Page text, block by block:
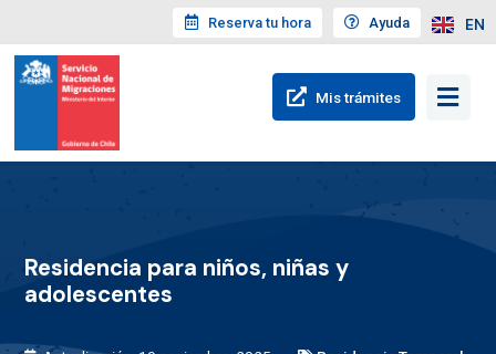
Reserva tu hora Ayuda EN
Mis trámites
Residencia para niños, niñas y
adolescentes